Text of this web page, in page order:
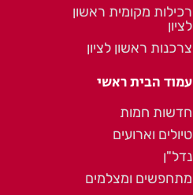
רכילות מקומית ראשון
לציון
צרכנות ראשון לציון
עמוד הבית ראשי
חדשות חמות
טיולים וארועים
נדל"ן
מתחפשים ומצלמים